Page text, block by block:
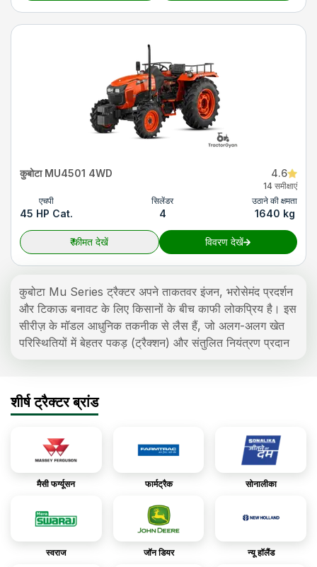
कुबोटा MU4501 4WD 4.6
14 समीक्षाएं
एचपी
45 HP Cat.
सिलेंडर
4
उठाने की क्षमता
1640 kg
₹कीमत देखें विवरण देखें
कुबोटा Mu Series ट्रैक्टर अपने ताकतवर इंजन, भरोसेमंद प्रदर्शन
और टिकाऊ बनावट के लिए किसानों के बीच काफी लोकप्रिय है। इस
सीरीज़ के मॉडल आधुनिक तकनीक से लैस हैं, जो अलग-अलग खेत
परिस्थितियों में बेहतर पकड़ (ट्रैक्शन) और संतुलित नियंत्रण प्रदान
उपयोगी फीचर्स दिए गए हैं, जो कृषि उपकरणों को आसानी से चलाने में
मदद करते हैं। किफायती कुबोटा Mu Series ट्रैक्टर की कीमत के
कार्यों में ताकत, सरल संचालन और टिकाऊपन चाहते हैं।
शीर्ष ट्रैक्टर ब्रांड
मैसी फर्ग्यूसन फार्मट्रैक सोनालीका
स्वराज जॉन डियर न्यू हॉलैंड